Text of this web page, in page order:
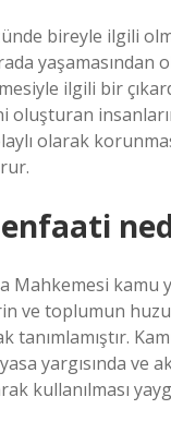
bireyle ilgili
yaşamasından
ilgili bir
olarak
Mahkemesi kamu
ve toplumun
tanımlamıştır.
yargısında ve
kullanılması